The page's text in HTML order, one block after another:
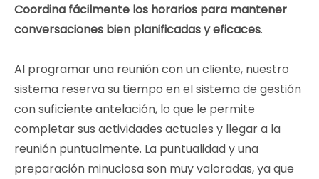
Coordina fácilmente los horarios para mantener
conversaciones bien planificadas y eficaces.
Al programar una reunión con un cliente, nuestro
sistema reserva su tiempo en el sistema de gestión
con suficiente antelación, lo que le permite
completar sus actividades actuales y llegar a la
reunión puntualmente. La puntualidad y una
preparación minuciosa son muy valoradas, ya que